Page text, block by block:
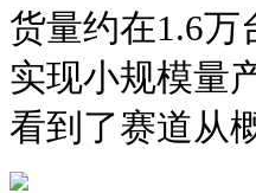
货量约在1.6
实现小规模量
看到了赛道从